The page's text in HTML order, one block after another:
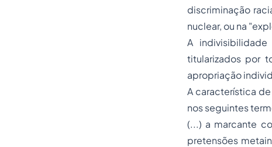
discriminação
nuclear, ou na
A
titularizados por
apropriação
A característica
nos seguintes
(...) a marcante
pretensões